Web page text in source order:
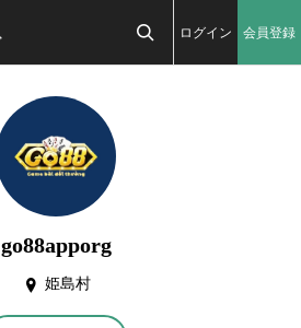
ログイン 会員登録
go88apporg
姫島村